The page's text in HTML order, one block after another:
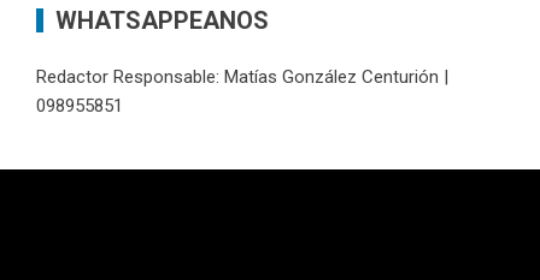
WHATSAPPEANOS
Redactor Responsable: Matías González Centurión |
098955851